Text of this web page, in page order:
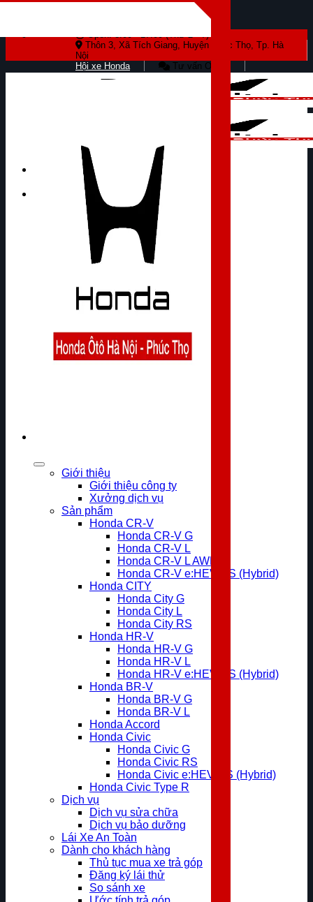
Open: 8:00 - 17:00 (Thứ 2 - 7)
Thôn 3, Xã Tích Giang, Huyện Phúc Thọ, Tp. Hà
Nội
Hội xe Honda
Tư vấn Online
Giới thiệu
Giới thiệu công ty
Xưởng dịch vụ
Sản phẩm
Honda CR-V
Honda CR-V G
Honda CR-V L
Honda CR-V L AWD
Honda CR-V e:HEV RS (Hybrid)
Honda CITY
Honda City G
Honda City L
Honda City RS
Honda HR-V
Honda HR-V G
Honda HR-V L
Honda HR-V e:HEV RS (Hybrid)
Honda BR-V
Honda BR-V G
Honda BR-V L
Honda Accord
Honda Civic
Honda Civic G
Honda Civic RS
Honda Civic e:HEV RS (Hybrid)
Honda Civic Type R
Dịch vụ
Dịch vụ sửa chữa
Dịch vụ bảo dưỡng
Lái Xe An Toàn
Dành cho khách hàng
Thủ tục mua xe trả góp
Đăng ký lái thử
So sánh xe